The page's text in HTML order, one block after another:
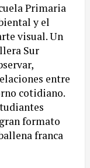
Primaria
y el
visual. Un
Sur
entre
cotidiano.
formato
franca